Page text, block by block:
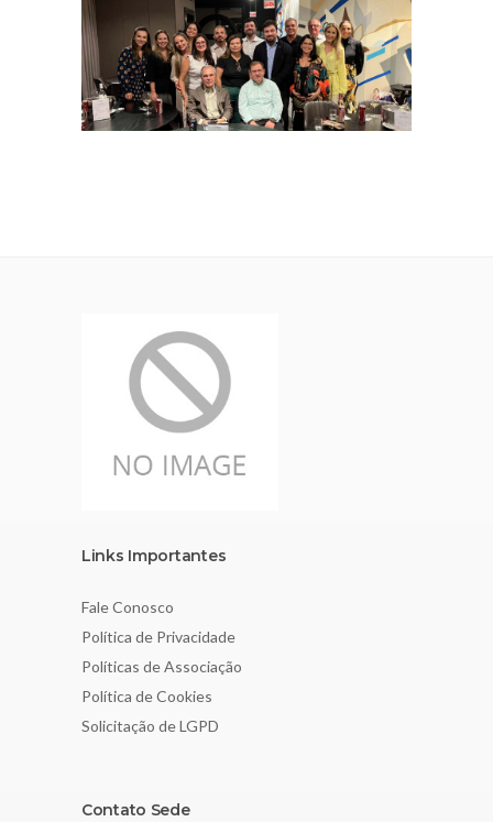
Links Importantes
Fale Conosco
Política de Privacidade
Políticas de Associação
Política de Cookies
Solicitação de LGPD
Contato Sede